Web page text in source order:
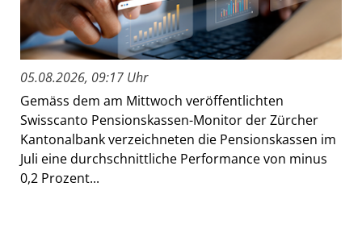
05.08.2026, 09:17 Uhr
Gemäss dem am Mittwoch veröffentlichten
Swisscanto Pensionskassen-Monitor der Zürcher
Kantonalbank verzeichneten die Pensionskassen im
Juli eine durchschnittliche Performance von minus
0,2 Prozent...